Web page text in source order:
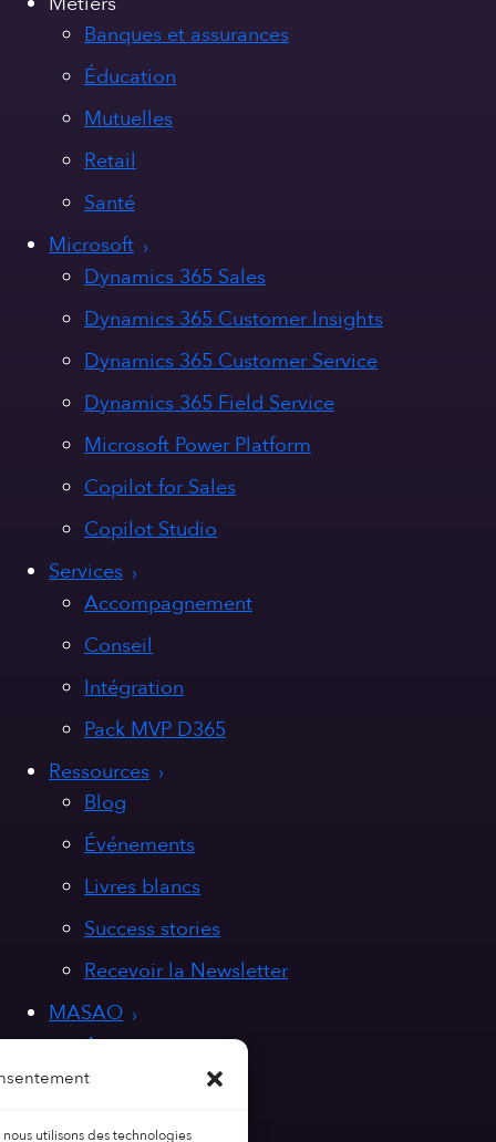
utilisons des technologies
Banques et assurances
Éducation
Mutuelles
Retail
Santé
Microsoft
Dynamics 365 Sales
Dynamics 365 Customer Insights
Dynamics 365 Customer Service
Dynamics 365 Field Service
Microsoft Power Platform
Copilot for Sales
Copilot Studio
Services
Accompagnement
Conseil
Intégration
Pack MVP D365
Ressources
Blog
Événements
Livres blancs
Success stories
Recevoir la Newsletter
MASAO
A propos
Nos valeurs
Nous rejoindre